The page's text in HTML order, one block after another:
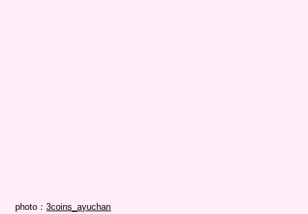
photo：3coins_ayuchan